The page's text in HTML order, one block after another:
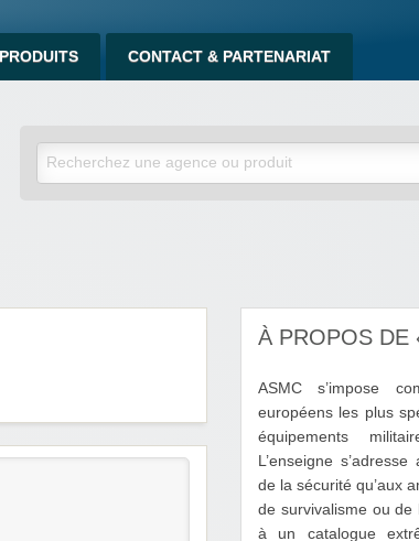
CONTACT & PARTENARIAT
À PROPOS DE
ASMC s’impose
européens les plus
équipements
L’enseigne
de la sécurité qu’aux
de survivalisme ou de
à un catalogue